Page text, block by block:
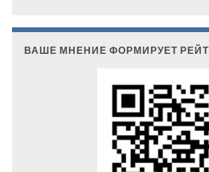
ВАШЕ МНЕНИЕ ФОРМИРУЕТ